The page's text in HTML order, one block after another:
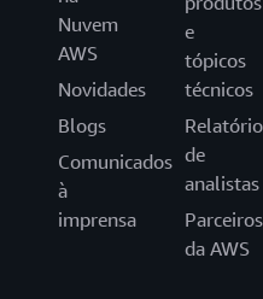
Nuvem
AWS
Novidades
Blogs
Comunicados
à
imprensa
e
tópicos
técnicos
de
analistas
Parceiros
da AWS